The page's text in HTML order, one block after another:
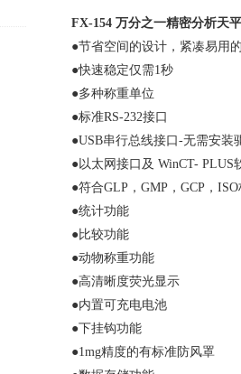
FX-154 万分之一精密分析天平
●节省空间的设计，紧凑易用的
●快速稳定仅需1秒
●多种称重单位
●标准RS-232接口
●USB串行总线接口 -无需安装
●以太网接口及 WinCT- PLUS
●符合GLP ， GMP ， GCP ， ISO
●统计功能
●比较功能
●动物称重功能
●高清晰度荧光显示
●内置可充电电池
●下挂钩功能
●1mg精度的有标准防风罩